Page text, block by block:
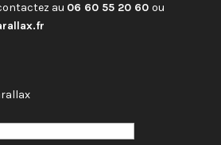
au 06 60 55 20 60 ou